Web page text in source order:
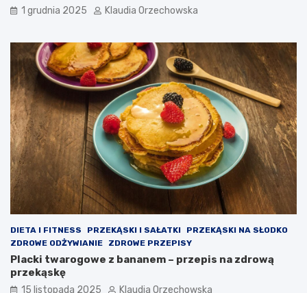
1 grudnia 2025 Klaudia Orzechowska
DIETA I FITNESS PRZEKĄSKI I SAŁATKI
PRZEKĄSKI NA SŁODKO
ZDROWE ODŻYWIANIE
ZDROWE PRZEPISY
Placki twarogowe z bananem – przepis na zdrową
przekąskę
15 listopada 2025 Klaudia Orzechowska